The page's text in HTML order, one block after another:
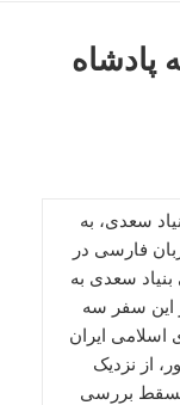
پادشاه
سعدی، به
فارسی در
سعدی به
این سفر سه
اسلامی ایران
از نزدیک
بررسی